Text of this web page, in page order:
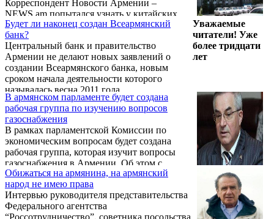
Российской Федерации и Аппарата
Президента Республики Армения.
Корреспондент Новости Армении –
NEWS.am попытался узнать у китайских
бизнесменов, какие конкретные программы
они могут реализовать в Армении.
Будет ли наконец создан Всеармянский
банк?
Центральный банк и правительство
Армении не делают новых заявлений о
создании Всеармянского банка, новым
сроком начала деятельности которого
называлась весна 2011 года.
В армянском парламенте будет создана
рабочая группа по изучению вопросов
газоснабжения
В рамках парламентской Комиссии по
экономическим вопросам будет создана
рабочая группа, которая изучит вопросы
газоснабжения в Армении. Об этом с
трибуны парламента Армении сообщил
глава фракции АРФ Дашнакцутюн Ваан
Ованнисян.
Обижаться на армянина, на армянский
народ не имею права
Интервью руководителя представительства
Федерального агентства
“Россотрудничество”, советника посольства
Уважаемые
читатели! Уже
более тридцати
лет